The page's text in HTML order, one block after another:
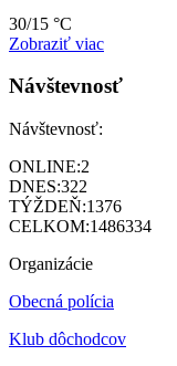
30/15 °C
Zobraziť viac
Návštevnosť
Návštevnosť:
ONLINE:2
DNES:322
TÝŽDEŇ:1376
CELKOM:1486334
Organizácie
Obecná polícia
Klub dôchodcov